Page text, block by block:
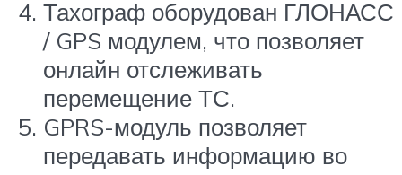
Тахограф оборудован ГЛОНАСС
/ GPS модулем, что позволяет
онлайн отслеживать
перемещение ТС.
GPRS-модуль позволяет
передавать информацию во